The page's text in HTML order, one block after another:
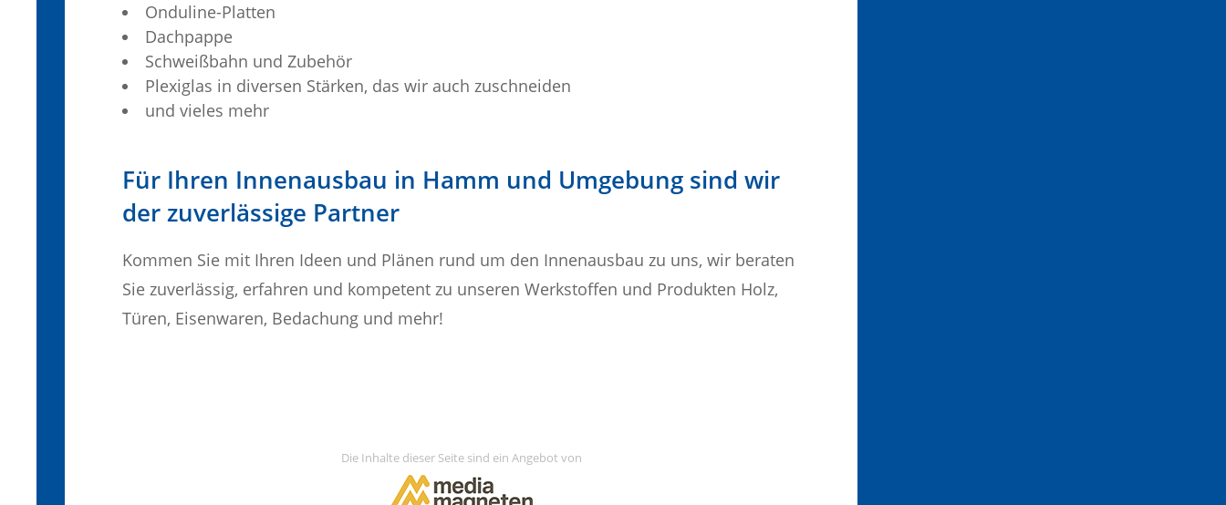
Onduline-Platten
Dachpappe
Schweißbahn und Zubehör
Plexiglas in diversen Stärken, das wir auch zuschneiden
und vieles mehr
Für Ihren Innenausbau in Hamm und Umgebung sind wir
der zuverlässige Partner
Kommen Sie mit Ihren Ideen und Plänen rund um den Innenausbau zu uns, wir beraten
Sie zuverlässig, erfahren und kompetent zu unseren Werkstoffen und Produkten Holz,
Türen, Eisenwaren, Bedachung und mehr!